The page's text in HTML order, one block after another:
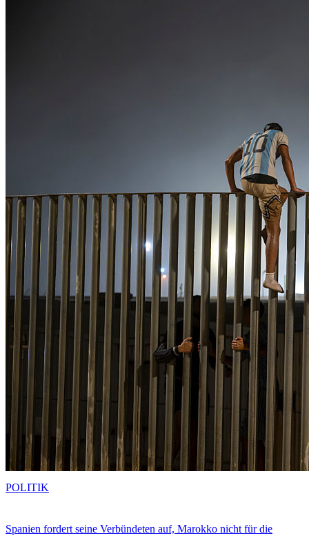
Spanien fordert seine Verbündeten auf, Marokko nicht für die
POLITIK